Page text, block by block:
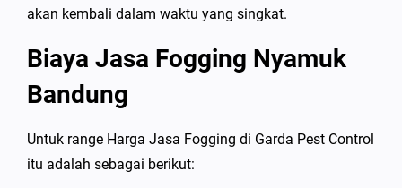
akan kembali dalam waktu yang singkat.
Biaya Jasa Fogging Nyamuk
Bandung
Untuk range Harga Jasa Fogging di Garda Pest Control
itu adalah sebagai berikut: